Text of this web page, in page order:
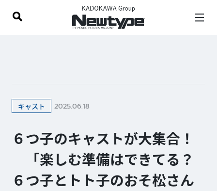
キャスト 2025.06.18
６つ子のキャストが大集合！
「楽しむ準備はできてる？
６つ子とトト子のおそ松さん